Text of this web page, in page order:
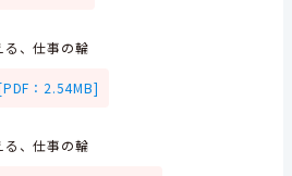
る、仕事の輪
：2.54MB]
る、仕事の輪